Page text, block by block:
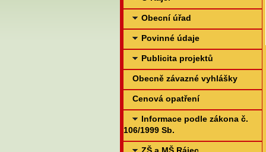
Obecní úřad
Povinné údaje
Publicita projektů
Obecně závazné vyhlášky
Cenová opatření
Informace podle zákona č.
106/1999 Sb.